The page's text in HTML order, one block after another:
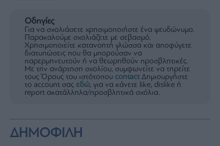
Οδηγίες
Για να σχολιάσετε χρησιμοποιήστε ένα ψευδώνυμο.
Παρακαλούμε σχολιάζετε με σεβασμό.
Χρησιμοποιείτε κατανοητή γλώσσα και αποφύγετε
διατυπώσεις που θα μπορούσαν να
παρερμηνευτούν ή να θεωρηθούν προσβλητικές.
Με την ανάρτηση σχολίου, συμφωνείτε να τηρείτε
τους Όρους του ιστότοπου contactΔημιουργήστε
το account σας εδώ, για να κάνετε like, dislike ή
report ακατάλληλα/προσβλητικά σχόλια.
ΔΗΜΟΦΙΛΗ